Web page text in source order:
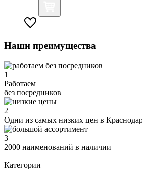
Наши преимущества
1
Работаем
без посредников
2
Одни из самых низких цен в
3
2000 наименований в наличии
Категории